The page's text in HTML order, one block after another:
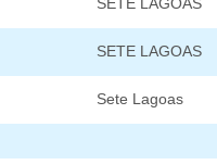
SETE LAGOAS
Sete Lagoas